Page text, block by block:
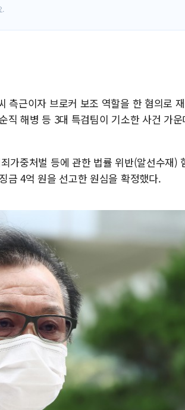
.
측근이자 브로커 보조 역할을 한 혐의로
직 해병 등 3대 특검팀이 기소한 사건 가
가중처벌 등에 관한 법률 위반(알선수재)
금 4억 원을 선고한 원심을 확정했다.